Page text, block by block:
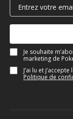
Je souhaite
marketing de
J’ai lu et j’accepte
Politique de